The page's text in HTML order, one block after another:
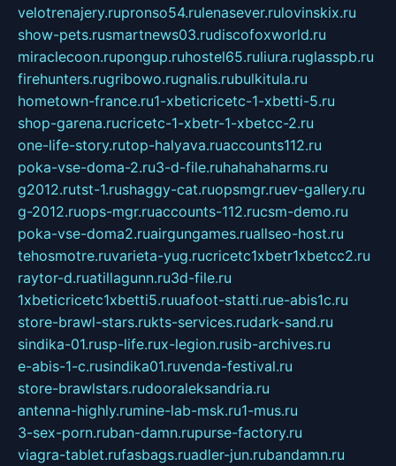
velotrenajery.rupronso54.rulenasever.rulovinskix.ru
show-pets.rusmartnews03.rudiscofoxworld.ru
miraclecoon.rupongup.ruhostel65.ruliura.ruglasspb.ru
firehunters.rugribowo.rugnalis.rubulkitula.ru
hometown-france.ru1-xbeticricetc-1-xbetti-5.ru
shop-garena.rucricetc-1-xbetr-1-xbetcc-2.ru
one-life-story.rutop-halyava.ruaccounts112.ru
poka-vse-doma-2.ru3-d-file.ruhahahaharms.ru
g2012.rutst-1.rushaggy-cat.ruopsmgr.ruev-gallery.ru
g-2012.ruops-mgr.ruaccounts-112.rucsm-demo.ru
poka-vse-doma2.ruairgungames.ruallseo-host.ru
tehosmotre.ruvarieta-yug.rucricetc1xbetr1xbetcc2.ru
raytor-d.ruatillagunn.ru3d-file.ru
1xbeticricetc1xbetti5.ruuafoot-statti.rue-abis1c.ru
store-brawl-stars.rukts-services.rudark-sand.ru
sindika-01.rusp-life.rux-legion.rusib-archives.ru
e-abis-1-c.rusindika01.ruvenda-festival.ru
store-brawlstars.rudooraleksandria.ru
antenna-highly.rumine-lab-msk.ru1-mus.ru
3-sex-porn.ruban-damn.rupurse-factory.ru
viagra-tablet.rufasbags.ruadler-jun.rubandamn.ru